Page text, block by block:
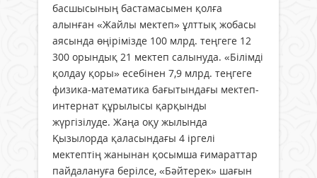
басшысының бастамасымен қолға
алынған «Жайлы мектеп» ұлттық жобасы
аясында өңірімізде 100 млрд. теңгеге 12
300 орындық 21 мектеп салынуда. «Білімді
қолдау қоры» есебінен 7,9 млрд. теңгеге
физика-математика бағытындағы мектеп-
интернат құрылысы қарқынды
жүргізілуде. Жаңа оқу жылында
Қызылорда қаласындағы 4 іргелі
мектептің жанынан қосымша ғимараттар
пайдалануға берілсе, «Бәйтерек» шағын